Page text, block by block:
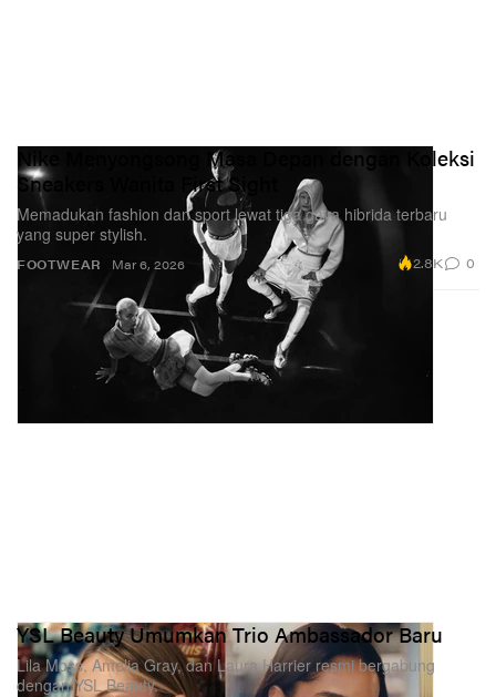
FOOTWEAR
Nike Menyongsong Masa Depan dengan Koleksi
Sneakers Wanita First Sight
Memadukan fashion dan sport lewat tiga gaya hibrida terbaru
yang super stylish.
Mar 6, 2026 2.8K 0
YSL Beauty Umumkan Trio Ambassador Baru
Lila Moss, Amelia Gray, dan Laura Harrier resmi bergabung
dengan YSL Beauty.